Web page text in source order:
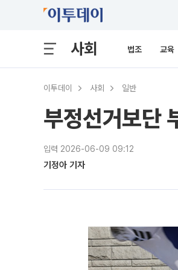
사회 법조 교육
이투데이 사회 일반
부정선거보단
입력 2026-06-09 09:12
기정아 기자